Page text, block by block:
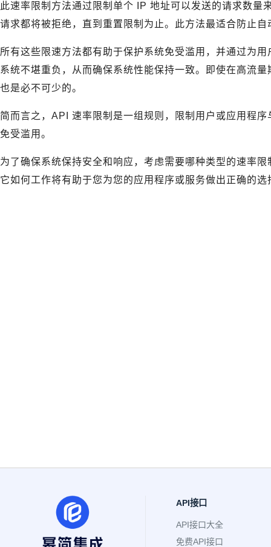
此速率限制方法通过限制单个 IP 地址可以发送的请求数量
请求都将被拒绝，直到重置限制为止。此方法最适合防止
所有这些限速方法都有助于保护系统免受滥用，并通过为
系统不堪重负，从而确保系统性能保持一致。即使在高流
也是必不可少的。
简而言之，API 速率限制是一组规则，限制用户或应用程
免受滥用。
为了确保系统保持安全和响应，考虑需要哪种类型的速率
它如何工作将有助于您为您的应用程序或服务做出正确的选
API接口
API接口大全
免费API接口